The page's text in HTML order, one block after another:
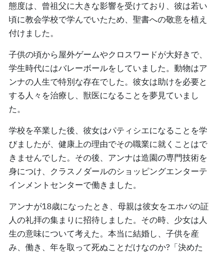
態度は、曾祖父に大きな影響を受けており、彼は若い
頃に教会学校で学んでいたため、聖書への敬意を植え
付けました。
子供の頃から屋外ゲームやクロスワードが大好きで、
学生時代にはバレーボールをしていました。動物はア
ンナの人生で特別な存在でした。彼女は助けを必要と
する人々を治療し、獣医になることを夢見ていまし
た。
学校を卒業した後、彼女はパティシエになることを学
びましたが、健康上の理由でその職業に就くことはで
きませんでした。その後、アンナは造園の専門技術を
身につけ、クラスノダールのショッピングエンターテ
インメントセンターで働きました。
アンナが18歳になったとき、母親は彼女をエホバの証
人の礼拝の集まりに招待しました。その時、少女は人
生の意味について考えた。本当に結婚し、子供を産
み、働き、年を取って死ぬことだけなのか?「決めた